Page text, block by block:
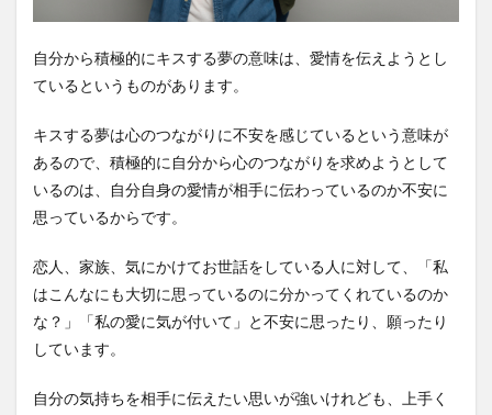
自分から積極的にキスする夢の意味は、愛情を伝えようとし
ているというものがあります。
キスする夢は心のつながりに不安を感じているという意味が
あるので、積極的に自分から心のつながりを求めようとして
いるのは、自分自身の愛情が相手に伝わっているのか不安に
思っているからです。
恋人、家族、気にかけてお世話をしている人に対して、「私
はこんなにも大切に思っているのに分かってくれているのか
な？」「私の愛に気が付いて」と不安に思ったり、願ったり
しています。
自分の気持ちを相手に伝えたい思いが強いけれども、上手く